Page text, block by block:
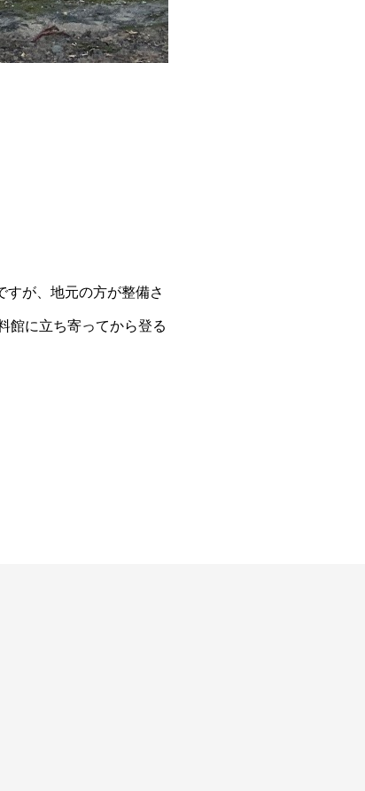
が、地元の方が整備さ
館に立ち寄ってから登る